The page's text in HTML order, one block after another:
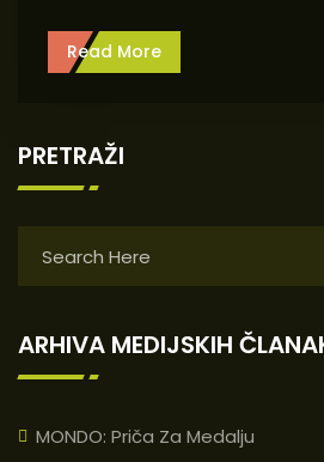
Read More
PRETRAŽI
ARHIVA MEDIJSKIH
MONDO: Priča Za Medalju